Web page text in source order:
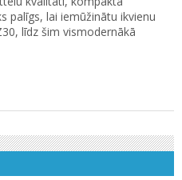
palīgs, lai iemūžinātu ikvienu
līdz šim vismodernākā